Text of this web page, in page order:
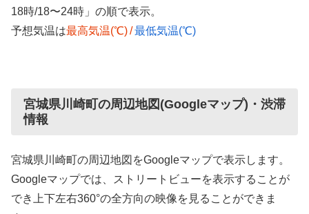
18時/18〜24時」の順で表示。
予想気温は最高気温(℃)/最低気温(℃)
宮城県川崎町の周辺地図(Googleマップ)・渋滞
情報
宮城県川崎町の周辺地図をGoogleマップで表示します。
Googleマップでは、ストリートビューを表示することが
でき上下左右360°の全方向の映像を見ることができま